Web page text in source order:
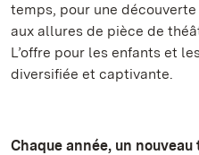
temps, pour une
aux allures de pièce de
L’offre pour les enfants et
diversifiée et captivante.
Chaque année, un nouveau